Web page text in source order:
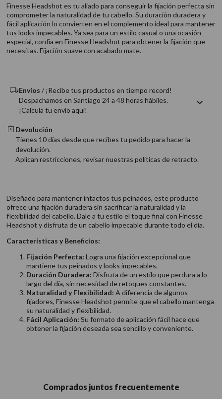
Finesse Headshot es tu aliado para conseguir la fijación perfecta sin
comprometer la naturalidad de tu cabello. Su duración duradera y
fácil aplicación lo convierten en el complemento ideal para mantener
tus looks impecables. Ya sea para un estilo casual o una ocasión
especial, confía en Finesse Headshot para obtener la fijación que
necesitas. Fijación suave con acabado mate.
Envíos / ¡Recibe tus productos en tiempo record!
Despachamos en Santiago 24 a 48 horas hábiles.
¡Calcula tu envío aquí!
Devolución
Tienes 10 días desde que recibes tu pedido para hacer la
devolución.
Aplican restricciones, revisar nuestras politicas de retracto.
Diseñado para mantener intactos tus peinados, este producto
ofrece una fijación duradera sin sacrificar la naturalidad y la
flexibilidad del cabello. Dale a tu estilo el toque final con Finesse
Headshot y disfruta de un cabello impecable durante todo el día.
Características y Beneficios:
Fijación Perfecta: Logra una fijación excepcional que
mantiene tus peinados y looks impecables.
Duración Duradera: Disfruta de un estilo que perdura a lo
largo del día, sin necesidad de retoques constantes.
Naturalidad y Flexibilidad: A diferencia de algunos
fijadores, Finesse Headshot permite que el cabello mantenga
su naturalidad y flexibilidad.
Fácil Aplicación: Su formato de aplicación fácil hace que
obtener la fijación deseada sea sencillo y conveniente.
Comprados juntos frecuentemente
9. acondicionador
10. protector térmico